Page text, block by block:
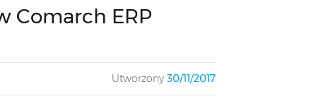
Comarch ERP
Utworzony 30/11/2017